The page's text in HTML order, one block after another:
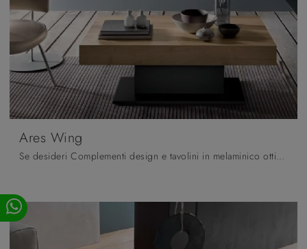
Ares Wing
Se desideri Complementi design e tavolini in melaminico ottieni informazioni sul modello Ares Wing del brand Altacom.